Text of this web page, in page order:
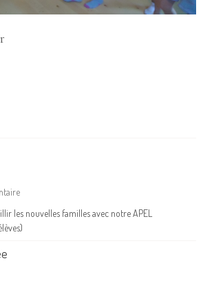
les nouvelles familles avec notre APEL